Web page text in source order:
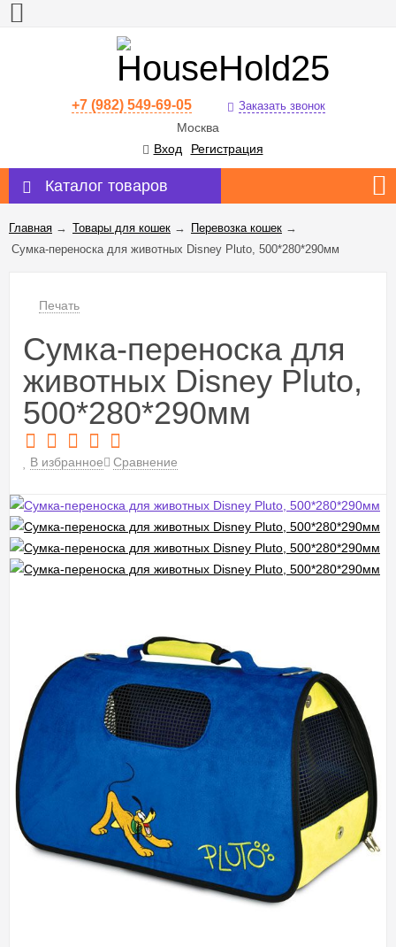
+7 (982) 549-69-05 Заказать звонок
Москва
Вход
Регистрация
Каталог товаров
Главная → Товары для кошек → Перевозка кошек →
Сумка-переноска для животных Disney Pluto, 500*280*290мм
Печать
Сумка-переноска для
животных Disney Pluto,
500*280*290мм
В избранное Сравнение